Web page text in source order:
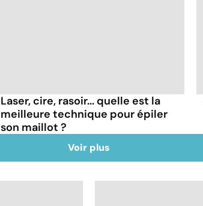
Laser, cire, rasoir... quelle est la
meilleure technique pour épiler
son maillot ?
Voir plus